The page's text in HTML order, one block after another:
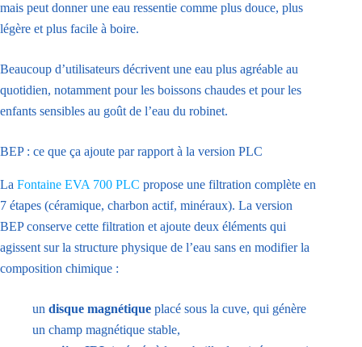
mais peut donner une eau ressentie comme plus douce, plus
légère et plus facile à boire.
Beaucoup d’utilisateurs décrivent une eau plus agréable au
quotidien, notamment pour les boissons chaudes et pour les
enfants sensibles au goût de l’eau du robinet.
BEP : ce que ça ajoute par rapport à la version PLC
La Fontaine EVA 700 PLC propose une filtration complète en
7 étapes (céramique, charbon actif, minéraux). La version
BEP conserve cette filtration et ajoute deux éléments qui
agissent sur la structure physique de l’eau sans en modifier la
composition chimique :
un disque magnétique placé sous la cuve, qui génère
un champ magnétique stable,